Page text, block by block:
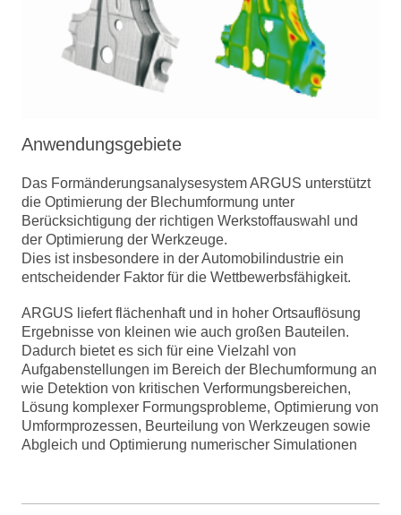
Anwendungsgebiete
Das Formänderungsanalysesystem ARGUS unterstützt
die Optimierung der Blechumformung unter
Berücksichtigung der richtigen Werkstoffauswahl und
der Optimierung der Werkzeuge.
Dies ist insbesondere in der Automobilindustrie ein
entscheidender Faktor für die Wettbewerbsfähigkeit.
ARGUS liefert flächenhaft und in hoher Ortsauflösung
Ergebnisse von kleinen wie auch großen Bauteilen.
Dadurch bietet es sich für eine Vielzahl von
Aufgabenstellungen im Bereich der Blechumformung an
wie Detektion von kritischen Verformungsbereichen,
Lösung komplexer Formungsprobleme, Optimierung von
Umformprozessen, Beurteilung von Werkzeugen sowie
Abgleich und Optimierung numerischer Simulationen